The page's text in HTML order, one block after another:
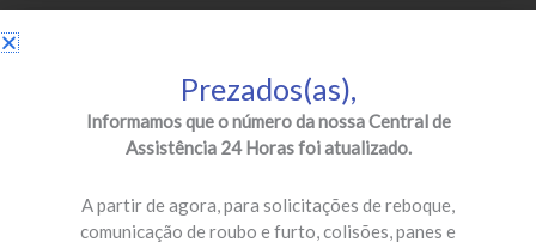
PARCEIROS DE PRIMEIRA
segurança!
Prezados(as),
Informamos que o número da nossa Central de
Assistência 24 Horas foi atualizado.
A partir de agora, para solicitações de reboque,
comunicação de roubo e furto, colisões, panes e